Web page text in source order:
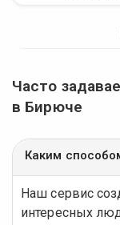
Часто
в Бирюче
Каким
Наш сервис
интересных